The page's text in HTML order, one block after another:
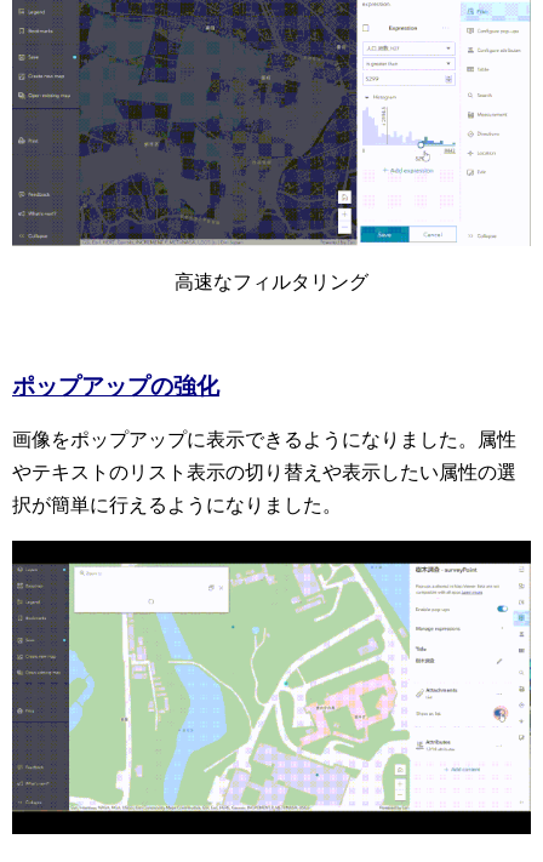
高速なフィルタリング
ポップアップの強化
画像をポップアップに表示できるようになりました。属性
やテキストのリスト表示の切り替えや表示したい属性の選
択が簡単に行えるようになりました。